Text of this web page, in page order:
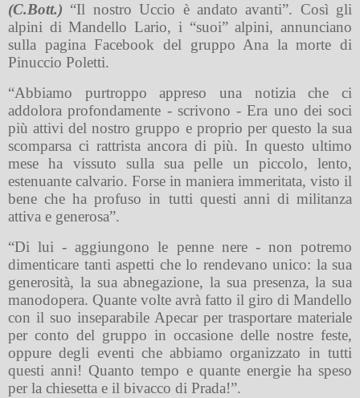
(C.Bott.) “Il nostro Uccio è andato avanti”. Così gli
alpini di Mandello Lario, i “suoi” alpini, annunciano
sulla pagina Facebook del gruppo Ana la morte di
Pinuccio Poletti.
“Abbiamo purtroppo appreso una notizia che ci
addolora profondamente - scrivono - Era uno dei soci
più attivi del nostro gruppo e proprio per questo la sua
scomparsa ci rattrista ancora di più. In questo ultimo
mese ha vissuto sulla sua pelle un piccolo, lento,
estenuante calvario. Forse in maniera immeritata, visto il
bene che ha profuso in tutti questi anni di militanza
attiva e generosa”.
“Di lui - aggiungono le penne nere - non potremo
dimenticare tanti aspetti che lo rendevano unico: la sua
generosità, la sua abnegazione, la sua presenza, la sua
manodopera. Quante volte avrà fatto il giro di Mandello
con il suo inseparabile Apecar per trasportare materiale
per conto del gruppo in occasione delle nostre feste,
oppure degli eventi che abbiamo organizzato in tutti
questi anni! Quanto tempo e quante energie ha speso
per la chiesetta e il bivacco di Prada!”.